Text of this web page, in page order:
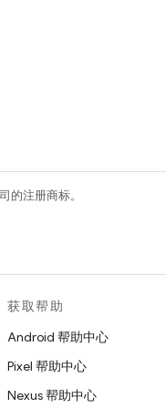
的注册商标。
获取帮助
Android 帮助中心
Pixel 帮助中心
Nexus 帮助中心